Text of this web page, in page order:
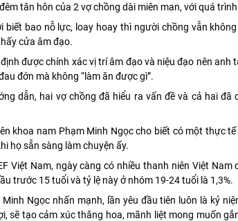
tân hôn của 2 vợ chồng dài miên man, với quá
biết bao nỗ lực, loay hoay thì người chồng vẫn
cửa âm đạo.
được chính xác vị trí âm đạo và niệu đạo nên
đớn mà không “làm ăn được gì”.
dẫn, hai vợ chồng đã hiểu ra vấn đề và cả hai đã
khoa nam Phạm Minh Ngọc cho biết có một thực
họ sẵn sàng làm chuyện ấy.
Việt Nam, ngày càng có nhiều thanh niên Việt
trước 15 tuổi và tỷ lệ này ở nhóm 19-24 tuổi là 1,3%.
Ngọc nhấn mạnh, lần yêu đầu tiên luôn là kỷ
sẽ tạo cảm xúc thăng hoa, mãnh liệt mong muốn